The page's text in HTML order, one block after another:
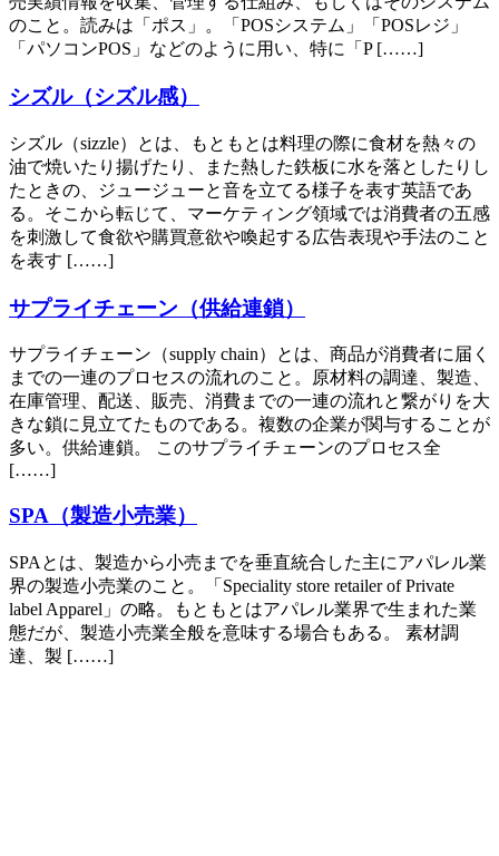
のこと。読みは「ポス」。「POSシステム」「POSレジ」
「パソコンPOS」などのように用い、特に「P [……]
シズル（シズル感）
シズル（sizzle）とは、もともとは料理の際に食材を熱々の
油で焼いたり揚げたり、また熱した鉄板に水を落としたりし
たときの、ジュージューと音を立てる様子を表す英語であ
る。そこから転じて、マーケティング領域では消費者の五感
を刺激して食欲や購買意欲や喚起する広告表現や手法のこと
を表す [……]
サプライチェーン（供給連鎖）
サプライチェーン（supply chain）とは、商品が消費者に届く
までの一連のプロセスの流れのこと。原材料の調達、製造、
在庫管理、配送、販売、消費までの一連の流れと繋がりを大
きな鎖に見立てたものである。複数の企業が関与することが
多い。供給連鎖。 このサプライチェーンのプロセス全
[……]
SPA（製造小売業）
SPAとは、製造から小売までを垂直統合した主にアパレル業
界の製造小売業のこと。「Speciality store retailer of Private
label Apparel」の略。もともとはアパレル業界で生まれた業
態だが、製造小売業全般を意味する場合もある。 素材調
達、製 [……]